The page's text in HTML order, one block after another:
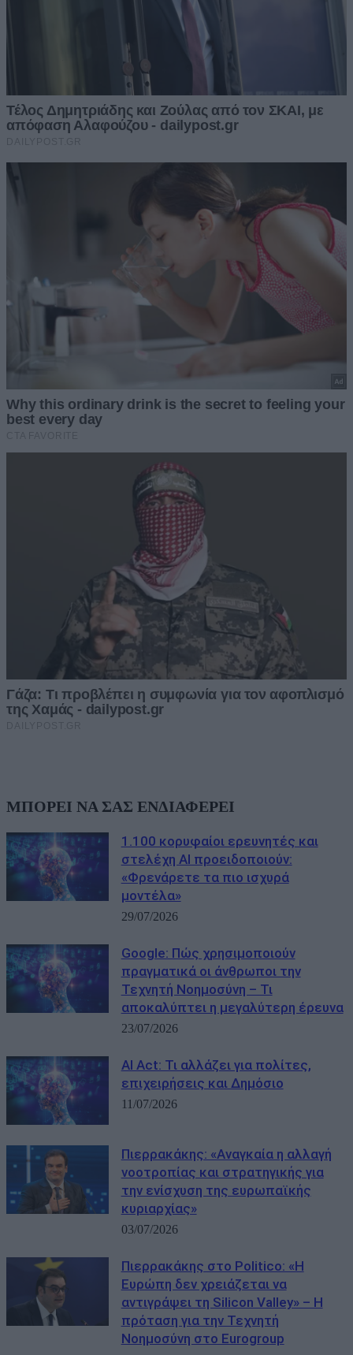
ΜΠΟΡΕΙ ΝΑ ΣΑΣ ΕΝΔΙΑΦΕΡΕΙ
1.100 κορυφαίοι ερευνητές και
στελέχη AI προειδοποιούν:
«Φρενάρετε τα πιο ισχυρά
μοντέλα»
29/07/2026
Google: Πώς χρησιμοποιούν
πραγματικά οι άνθρωποι την
Τεχνητή Νοημοσύνη – Τι
αποκαλύπτει η μεγαλύτερη έρευνα
23/07/2026
AI Act: Τι αλλάζει για πολίτες,
επιχειρήσεις και Δημόσιο
11/07/2026
Πιερρακάκης: «Αναγκαία η αλλαγή
νοοτροπίας και στρατηγικής για
την ενίσχυση της ευρωπαϊκής
κυριαρχίας»
03/07/2026
Πιερρακάκης στο Politico: «Η
Ευρώπη δεν χρειάζεται να
αντιγράψει τη Silicon Valley» – Η
πρόταση για την Τεχνητή
Νοημοσύνη στο Eurogroup